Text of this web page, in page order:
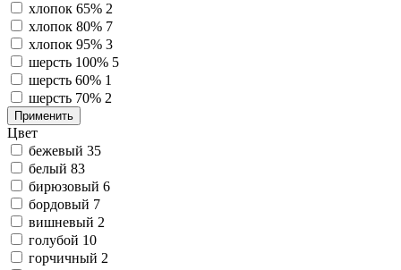
хлопок 65% 2
хлопок 80% 7
хлопок 95% 3
шерсть 100% 5
шерсть 60% 1
шерсть 70% 2
Применить
Цвет
бежевый 35
белый 83
бирюзовый 6
бордовый 7
вишневый 2
голубой 10
горчичный 2